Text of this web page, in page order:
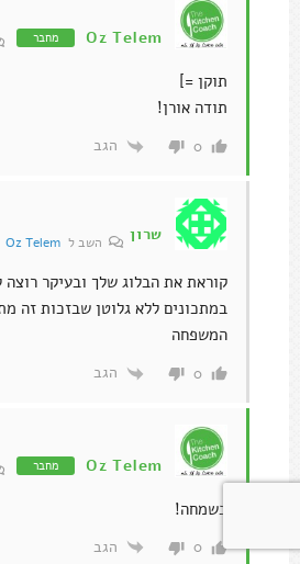
Oz Telem מחבר
תוקן =]
תודה אורן!
0 הגב
שרון השב ל Oz Telem
קוראת את הבלוג שלך ובעיקר
במתכונים ללא גלוטן שבזכות זה
המשפחה
0 הגב
Oz Telem מחבר
בשמחה!
0 הגב